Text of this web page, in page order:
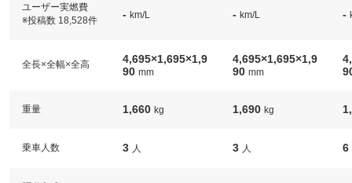
ユーザー実燃費
※投稿数 18,528件
- km/L - km/L -
全長×全幅×全高
4,695×1,695×1,9
90 mm
4,695×1,695×1,9
90 mm
重量 1,660 kg 1,690 kg
乗車人数 3 人 3 人 6